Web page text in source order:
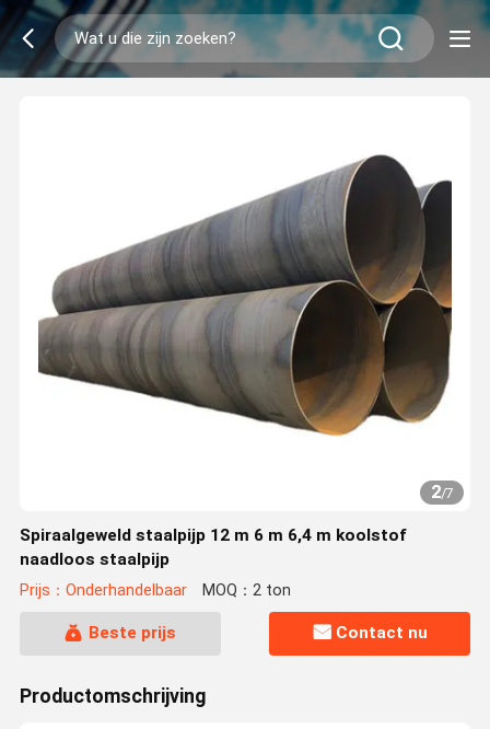
2/7
Spiraalgeweld staalpijp 12 m 6 m 6,4 m koolstof
naadloos staalpijp
Prijs：Onderhandelbaar MOQ：2 ton
Beste prijs Contact nu
Productomschrijving